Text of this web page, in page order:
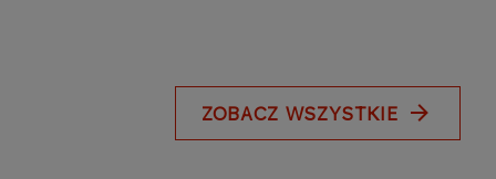
ZOBACZ WSZYSTKIE